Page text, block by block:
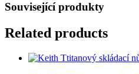
Související produkty
Related products